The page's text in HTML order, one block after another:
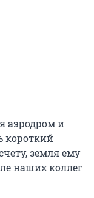
аэродром и
короткий
земля ему
наших коллег